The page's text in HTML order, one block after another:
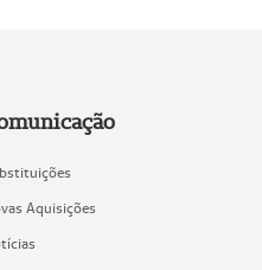
Aquisições